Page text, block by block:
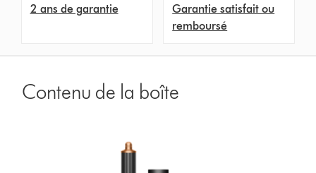
2 ans de garantie
Garantie satisfait ou
remboursé
Contenu de la boîte